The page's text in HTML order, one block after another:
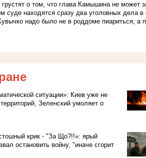
грустят о том, что глава Камышина не может
суде находятся сразу два уголовных дела
надо было не в роддоме пиариться, а
ситуации»: Киев уже не
Зеленский умоляет о
крик - "За Що?!!»: ярый
остановить войну, "иначе сгорит